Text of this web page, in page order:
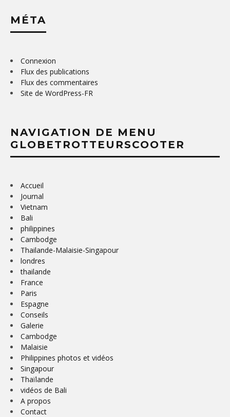
MÉTA
Connexion
Flux des publications
Flux des commentaires
Site de WordPress-FR
NAVIGATION DE MENU
GLOBETROTTEURSCOOTER
Accueil
Journal
Vietnam
Bali
philippines
Cambodge
Thailande-Malaisie-Singapour
londres
thailande
France
Paris
Espagne
Conseils
Galerie
Cambodge
Malaisie
Philippines photos et vidéos
Singapour
Thaïlande
vidéos de Bali
A propos
Contact